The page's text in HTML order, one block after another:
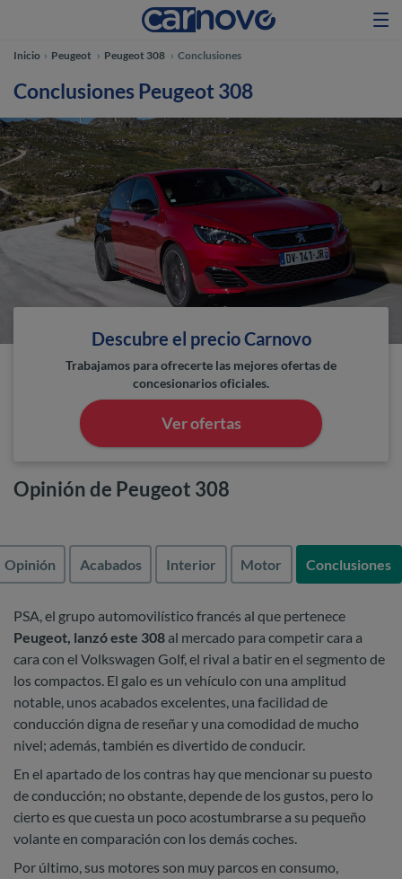
Inicio Peugeot Peugeot 308 Conclusiones
Conclusiones Peugeot 308
Descubre el precio Carnovo
Trabajamos para ofrecerte las mejores ofertas de
concesionarios oficiales.
Ver ofertas
Opinión de Peugeot 308
Opinión Acabados Interior Motor Conclusiones
PSA, el grupo automovilístico francés al que pertenece
Peugeot, lanzó este 308 al mercado para competir cara a
cara con el Volkswagen Golf, el rival a batir en el segmento de
los compactos. El galo es un vehículo con una amplitud
notable, unos acabados excelentes, una facilidad de
conducción digna de reseñar y una comodidad de mucho
nivel; además, también es divertido de conducir.
En el apartado de los contras hay que mencionar su puesto
de conducción; no obstante, depende de los gustos, pero lo
cierto es que cuesta un poco acostumbrarse a su pequeño
volante en comparación con los demás coches.
Por último, sus motores son muy parcos en consumo,